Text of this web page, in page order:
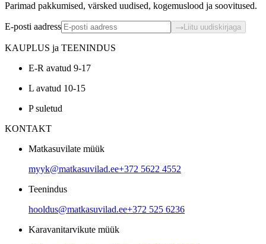
Parimad pakkumised, värsked uudised, kogemuslood ja soovitused.
E-posti aadress Liitu uudiskirjaga
KAUPLUS ja TEENINDUS
E-R avatud 9-17
L avatud 10-15
P suletud
KONTAKT
Matkasuvilate müük
myyk@matkasuvilad.ee+372 5622 4552
Teenindus
hooldus@matkasuvilad.ee+372 525 6236
Karavanitarvikute müük